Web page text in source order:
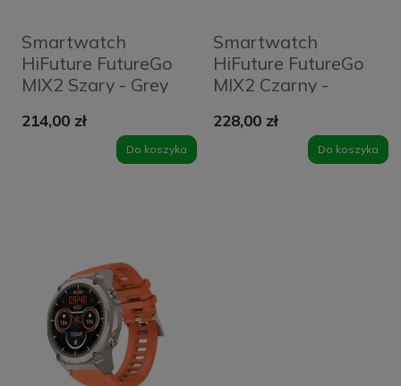
Smartwatch
HiFuture FutureGo
MIX2 Szary - Grey
214,00 zł
Do koszyka
Smartwatch
HiFuture FutureGo
MIX2 Czarny -
228,00 zł
Do koszyka